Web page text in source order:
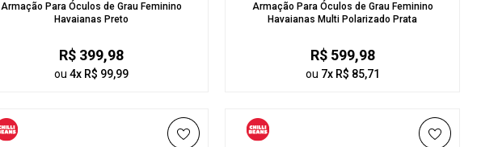
Armação Para Óculos de Grau Feminino
Havaianas Preto
R$ 399,98
ou 4x R$ 99,99
Armação Para Óculos de Grau Feminino
Havaianas Multi Polarizado Prata
R$ 599,98
ou 7x R$ 85,71